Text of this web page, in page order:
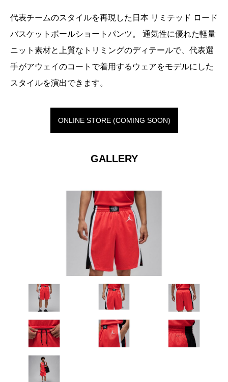
代表チームのスタイルを再現した日本 リミテッド ロード
バスケットボールショートパンツ。 通気性に優れた軽量
ニット素材と上質なトリミングのディテールで、代表選
手がアウェイのコートで着用するウェアをモデルにした
スタイルを演出できます。
ONLINE STORE (COMING SOON)
GALLERY